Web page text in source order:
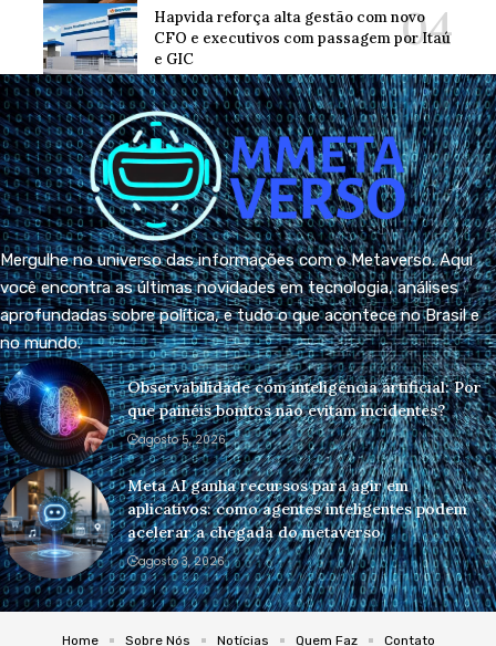
Hapvida reforça alta gestão com novo
CFO e executivos com passagem por Itaú
e GIC
Mergulhe no universo das informações com o Metaverso. Aqui
você encontra as últimas novidades em tecnologia, análises
aprofundadas sobre política, e tudo o que acontece no Brasil e
no mundo.
Observabilidade com inteligência artificial: Por
que painéis bonitos não evitam incidentes?
agosto 5, 2026
Meta AI ganha recursos para agir em
aplicativos: como agentes inteligentes podem
acelerar a chegada do metaverso
agosto 3, 2026
Home Sobre Nós Notícias Quem Faz Contato